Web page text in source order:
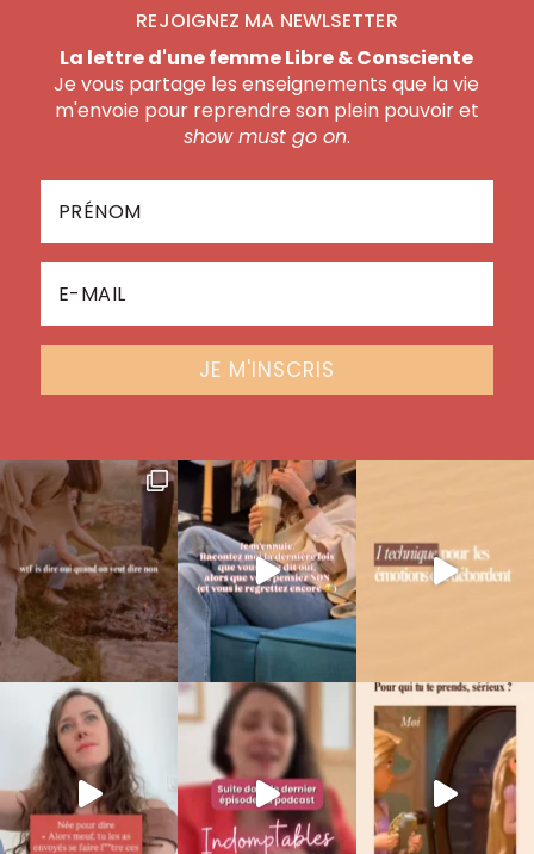
REJOIGNEZ MA NEWLSETTER
La lettre d'une femme Libre & Consciente
Je vous partage les enseignements que la vie
m'envoie pour reprendre son plein pouvoir et
show must go on.
JE M'INSCRIS